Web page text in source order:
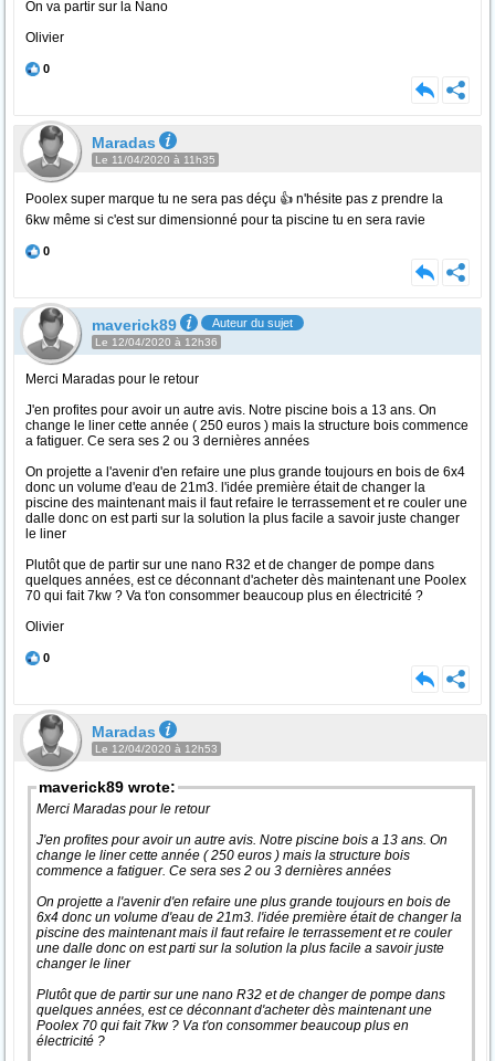
On va partir sur la Nano
Olivier
0
Maradas
Le 11/04/2020 à 11h35
Poolex super marque tu ne sera pas déçu 👍 n'hésite pas z prendre la
6kw même si c'est sur dimensionné pour ta piscine tu en sera ravie
0
maverick89 Auteur du sujet
Le 12/04/2020 à 12h36
Merci Maradas pour le retour
J'en profites pour avoir un autre avis. Notre piscine bois a 13 ans. On
change le liner cette année ( 250 euros ) mais la structure bois commence
a fatiguer. Ce sera ses 2 ou 3 dernières années
On projette a l'avenir d'en refaire une plus grande toujours en bois de 6x4
donc un volume d'eau de 21m3. l'idée première était de changer la
piscine des maintenant mais il faut refaire le terrassement et re couler une
dalle donc on est parti sur la solution la plus facile a savoir juste changer
le liner
Plutôt que de partir sur une nano R32 et de changer de pompe dans
quelques années, est ce déconnant d'acheter dès maintenant une Poolex
70 qui fait 7kw ? Va t'on consommer beaucoup plus en électricité ?
Olivier
0
Maradas
Le 12/04/2020 à 12h53
maverick89 wrote:
Merci Maradas pour le retour
J'en profites pour avoir un autre avis. Notre piscine bois a 13 ans. On
change le liner cette année ( 250 euros ) mais la structure bois
commence a fatiguer. Ce sera ses 2 ou 3 dernières années
On projette a l'avenir d'en refaire une plus grande toujours en bois de
6x4 donc un volume d'eau de 21m3. l'idée première était de changer la
piscine des maintenant mais il faut refaire le terrassement et re couler
une dalle donc on est parti sur la solution la plus facile a savoir juste
changer le liner
Plutôt que de partir sur une nano R32 et de changer de pompe dans
quelques années, est ce déconnant d'acheter dès maintenant une
Poolex 70 qui fait 7kw ? Va t'on consommer beaucoup plus en
électricité ?